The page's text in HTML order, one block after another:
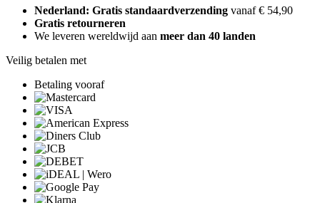
Nederland: Gratis standaardverzending vanaf € 54,90
Gratis retourneren
We leveren wereldwijd aan meer dan 40 landen
Veilig betalen met
Betaling vooraf